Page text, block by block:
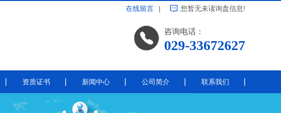
在线留言 | 您暂无未读询盘信息!
咨询电话：
029-33672627
资质证书 新闻中心
公司新闻
公司简介 联系我们